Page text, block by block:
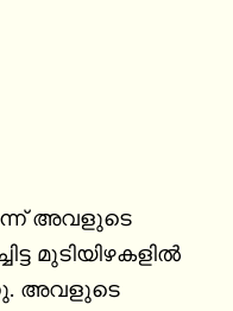
അവളുടെ
മുടിയിഴകളില്‍
അവളുടെ